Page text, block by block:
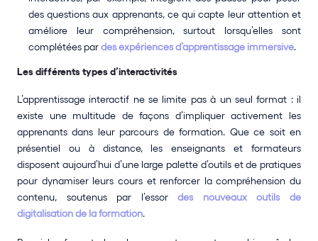
des questions aux apprenants, ce qui capte leur attention et
améliore leur compréhension, surtout lorsqu’elles sont
complétées par des expériences d’apprentissage immersive.
Les différents types d’interactivités
L’apprentissage interactif ne se limite pas à un seul format : il
existe une multitude de façons d’impliquer activement les
apprenants dans leur parcours de formation. Que ce soit en
présentiel ou à distance, les enseignants et formateurs
disposent aujourd’hui d’une large palette d’outils et de pratiques
pour dynamiser leurs cours et renforcer la compréhension du
contenu, soutenus par l’essor des nouveaux outils de
digitalisation de la formation.